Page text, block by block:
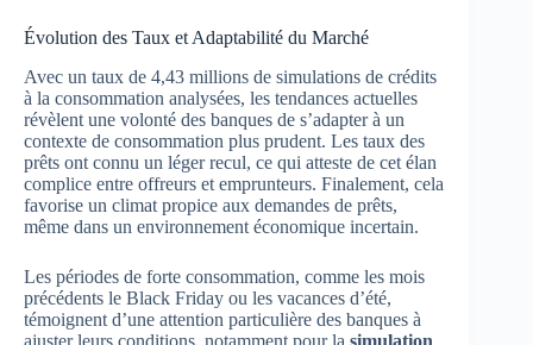
Évolution des Taux et Adaptabilité du Marché
Avec un taux de 4,43 millions de simulations de crédits
à la consommation analysées, les tendances actuelles
révèlent une volonté des banques de s’adapter à un
contexte de consommation plus prudent. Les taux des
prêts ont connu un léger recul, ce qui atteste de cet élan
complice entre offreurs et emprunteurs. Finalement, cela
favorise un climat propice aux demandes de prêts,
même dans un environnement économique incertain.
Les périodes de forte consommation, comme les mois
précédents le Black Friday ou les vacances d’été,
témoignent d’une attention particulière des banques à
ajuster leurs conditions, notamment pour la simulation